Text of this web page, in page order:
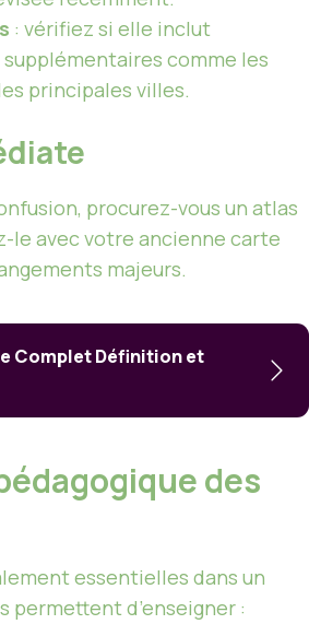
: vérifiez si elle inclut
comme les
principales villes.
procurez-vous un atlas
le avec votre ancienne carte
majeurs.
Complet Définition et
des
essentielles dans un
permettent d’enseigner :